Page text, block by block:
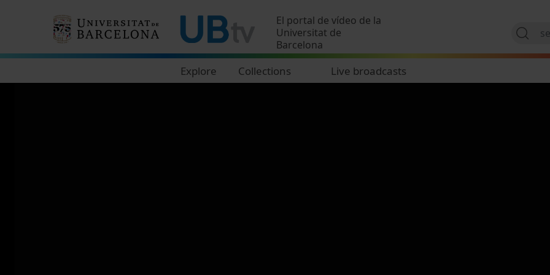
El portal de vídeo de la
Universitat de
Barcelona
Explore Collections Live broadcasts